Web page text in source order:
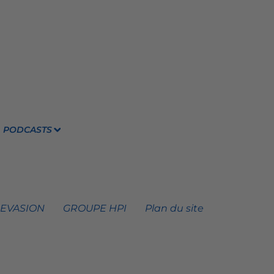
PODCASTS
GROUPE HPI Plan du site